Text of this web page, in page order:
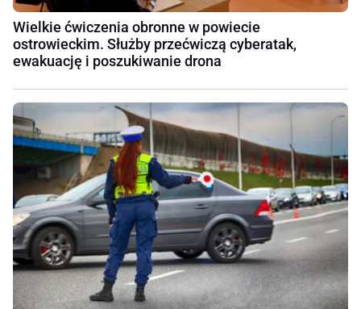
Wielkie ćwiczenia obronne w powiecie
ostrowieckim. Służby przećwiczą cyberatak,
ewakuację i poszukiwanie drona